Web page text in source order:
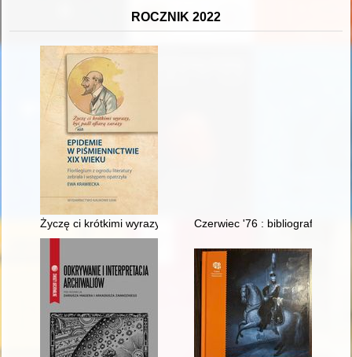
ROCZNIK 2022
Życzę ci krótkimi wyrazy, byś nie padł ofiarą zarazy" :
Czerwiec '76 : bibliografia za